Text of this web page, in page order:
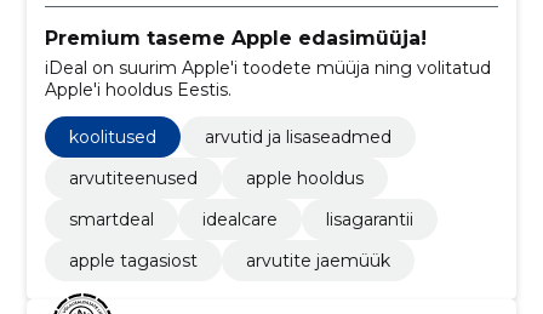
Premium taseme Apple edasimüüja!
iDeal on suurim Apple'i toodete müüja ning volitatud
Apple'i hooldus Eestis.
koolitused
arvutid ja lisaseadmed
arvutiteenused
apple hooldus
smartdeal
idealcare
lisagarantii
apple tagasiost
arvutite jaemüük